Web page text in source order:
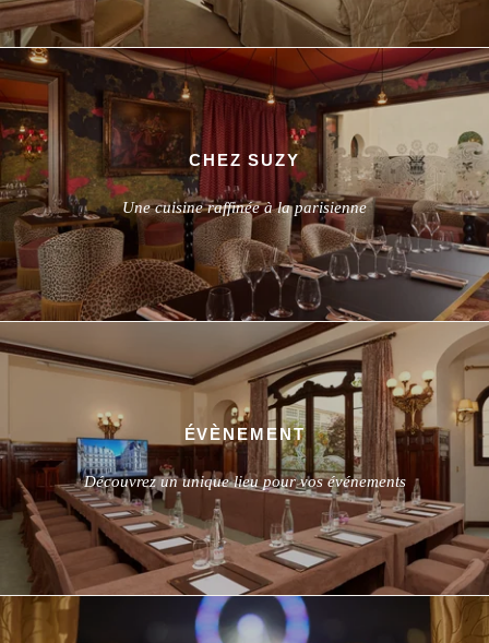
CHEZ SUZY
Une cuisine raffinée à la parisienne
ÉVÈNEMENT
Découvrez un unique lieu pour vos événements